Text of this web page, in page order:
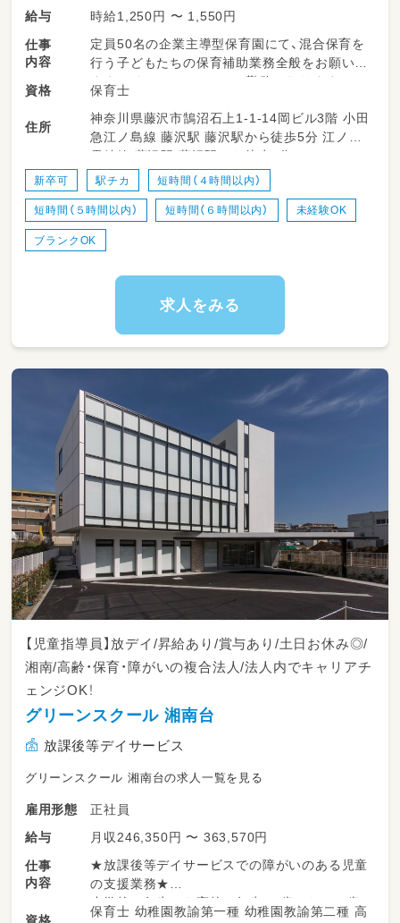
給与
時給1,250円 〜 1,550円
仕事
内容
定員50名の企業主導型保育園にて、混合保育を
行う子どもたちの保育補助業務全般をお願いし
ます。パートさんとしての勤務になりますの
で、正職員の先生と連携しながら、できる範囲の
サポートから少しずつお任せしていきます♪
れ、お見送り
・室内や園庭、お散歩先での子どもたちの安心・
安全な見守り
・お食事や日々のおやつタイムのセッティング、
介助のお手伝い
・トイレのサポートやオムツ替え、お着替えの際
のお手伝い
・お部屋の簡単な清掃や、おもちゃの消毒など、
・正職員の先生のサポート（絵本の読み聞かせの
補助や、活動の準備・片付けなど）
★子どもたち一人ひとりの「できた！」の瞬間に
たくさん立ち会える、笑顔あふれるお仕事です！
資格 保育士
住所
神奈川県藤沢市鵠沼石上1-1-14岡ビル3階 小田
急江ノ島線 藤沢駅 藤沢駅から徒歩5分 江ノ島
電鉄線 藤沢駅 藤沢駅から徒歩5分
新卒可 駅チカ 短時間（４時間以内）
短時間（５時間以内） 短時間（６時間以内） 未経験OK
ブランクOK
求人をみる
【児童指導員】放デイ/昇給あり/賞与あり/土日お休み◎/
湘南/高齢・保育・障がいの複合法人/法人内でキャリアチ
ェンジOK！
グリーンスクール 湘南台
放課後等デイサービス
グリーンスクール 湘南台の求人一覧を見る
雇用形態
正社員
給与
月収246,350円 〜 363,570円
仕事
内容
★放課後等デイサービスでの障がいのある児童
の支援業務★
小学校１年生から高校３年生(６歳から１８歳
保育士 幼稚園教諭第一種 幼稚園教諭第二種 高